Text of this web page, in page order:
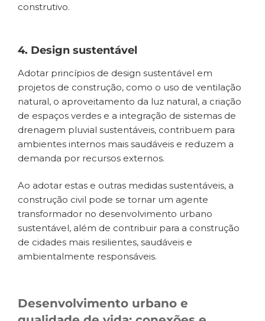
construtivo.
4. Design sustentável
Adotar princípios de design sustentável em
projetos de construção, como o uso de ventilação
natural, o aproveitamento da luz natural, a criação
de espaços verdes e a integração de sistemas de
drenagem pluvial sustentáveis, contribuem para
ambientes internos mais saudáveis e reduzem a
demanda por recursos externos.
Ao adotar estas e outras medidas sustentáveis, a
construção civil pode se tornar um agente
transformador no desenvolvimento urbano
sustentável, além de contribuir para a construção
de cidades mais resilientes, saudáveis e
ambientalmente responsáveis.
Desenvolvimento urbano e